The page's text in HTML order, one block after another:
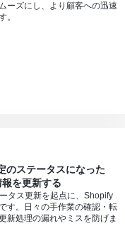
ーズにし、より顧客への迅速
。
ステータスになった
を更新する
タス更新を起点に、Shopify
す。日々の手作業の確認・転
新処理の漏れやミスを防げま